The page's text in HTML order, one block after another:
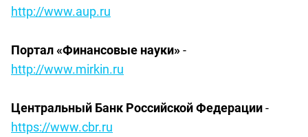
http://www.aup.ru
Портал «Финансовые науки»-
http://www.mirkin.ru
Центральный Банк Российской Федерации-
https://www.cbr.ru